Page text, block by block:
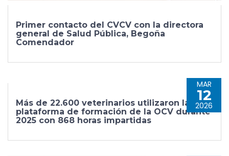
Primer contacto del CVCV con la directora
general de Salud Pública, Begoña
Comendador
MAR
12
2026
Más de 22.600 veterinarios utilizaron la
plataforma de formación de la OCV durante
2025 con 868 horas impartidas